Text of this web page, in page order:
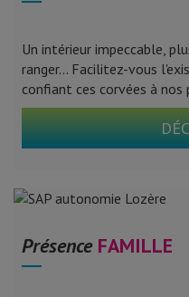
Un intérieur impeccable,
ranger... Facilitez-vous
confiant ces corvées à nos
Présence FAMILLE